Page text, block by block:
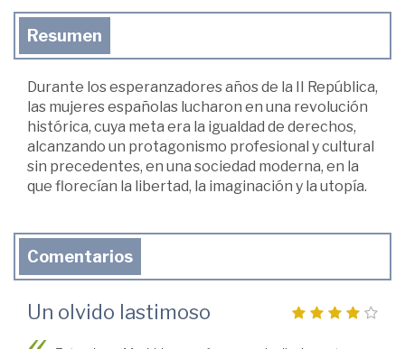
Resumen
Durante los esperanzadores años de la II República,
las mujeres españolas lucharon en una revolución
histórica, cuya meta era la igualdad de derechos,
alcanzando un protagonismo profesional y cultural
sin precedentes, en una sociedad moderna, en la
que florecían la libertad, la imaginación y la utopía.
Comentarios
Un olvido lastimoso